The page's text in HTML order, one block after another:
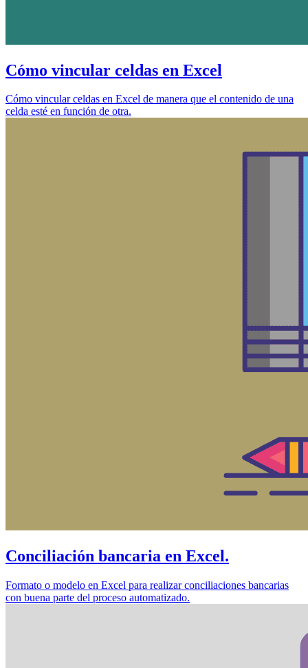
Cómo vincular celdas en Excel
Cómo vincular celdas en Excel de manera que el contenido de una
celda esté en función de otra.
Conciliación bancaria en Excel.
Formato o modelo en Excel para realizar conciliaciones bancarias
con buena parte del proceso automatizado.